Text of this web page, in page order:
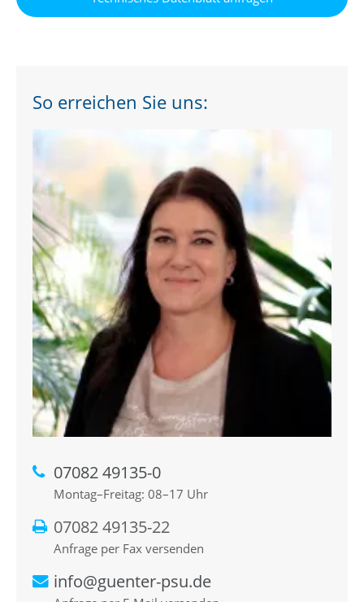
So erreichen Sie uns:
07082 49135-0
Montag–Freitag: 08–17 Uhr
07082 49135-22
Anfrage per Fax versenden
info@guenter-psu.de